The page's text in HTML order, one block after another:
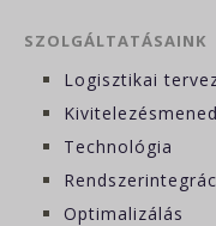
SZOLGÁLTATÁSAINK
Logisztikai
Technológia
Optimalizálás